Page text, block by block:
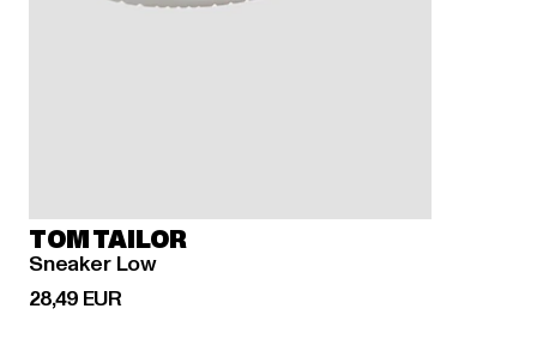
TOM TAILOR
Sneaker Low
28,49 EUR
Ajankohtainen hinta: 28,49 EUR